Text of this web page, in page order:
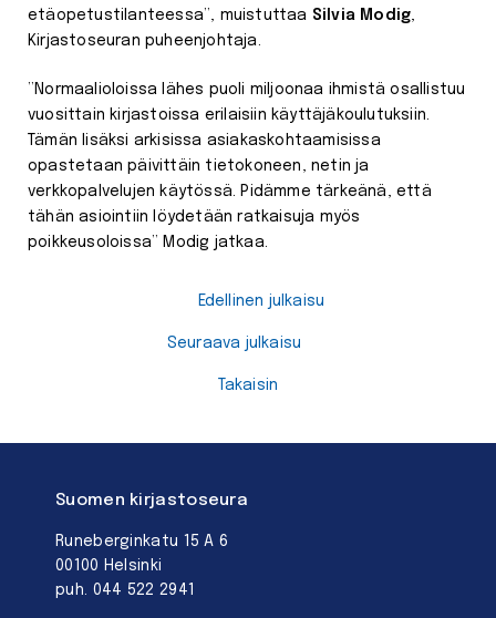
etäopetustilanteessa”, muistuttaa Silvia Modig,
Kirjastoseuran puheenjohtaja.
”Normaalioloissa lähes puoli miljoonaa ihmistä osallistuu
vuosittain kirjastoissa erilaisiin käyttäjäkoulutuksiin.
Tämän lisäksi arkisissa asiakaskohtaamisissa
opastetaan päivittäin tietokoneen, netin ja
verkkopalvelujen käytössä. Pidämme tärkeänä, että
tähän asiointiin löydetään ratkaisuja myös
poikkeusoloissa” Modig jatkaa.
Edellinen julkaisu
Takaisin
Seuraava julkaisu
Suomen kirjastoseura
Runeberginkatu 15 A 6
00100 Helsinki
puh. 044 522 2941